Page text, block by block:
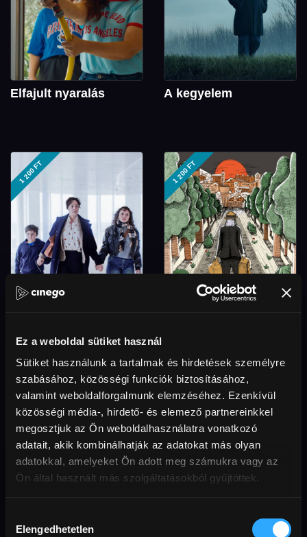
Ez a weboldal sütiket használ
Sütiket használunk a tartalmak és hirdetések személyre
szabásához, közösségi funkciók biztosításához,
valamint weboldalforgalmunk elemzéséhez. Ezenkívül
közösségi média-, hirdető- és elemező partnereinkkel
megosztjuk az Ön weboldalhasználatra vonatkozó
adatait, akik kombinálhatják az adatokat más olyan
adatokkal, amelyeket Ön adott meg számukra vagy az
Ön által használt más szolgáltatásokból gyűjtöttek.
kiválasztása
Elengedhetetlen
Elfajult nyaralás A kegyelem
1 200 FT 1 200 FT
1 200 FT